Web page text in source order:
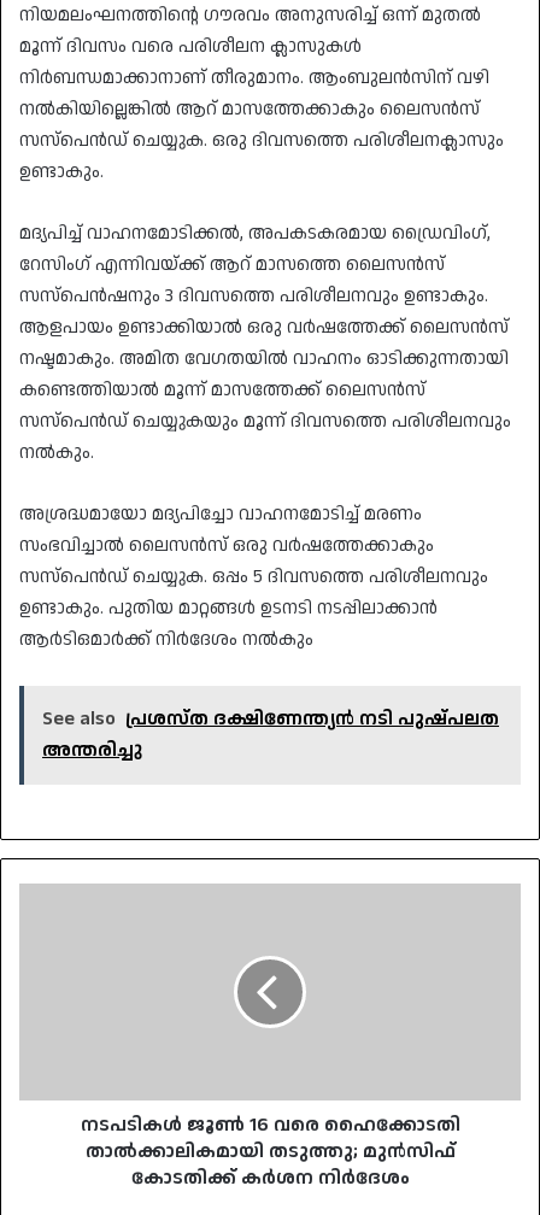
നിയമലംഘനത്തിന്റെ ഗൗരവം അനുസരിച്ച് ഒന്ന് മുതല്‍
മൂന്ന് ദിവസം വരെ പരിശീലന ക്ലാസുകള്‍
നിര്‍ബന്ധമാക്കാനാണ് തീരുമാനം. ആംബുലന്‍സിന് വഴി
നല്‍കിയില്ലെങ്കിൽ ആറ് മാസത്തേക്കാകും ലെെസൻസ്
സസ്പെൻഡ് ചെയ്യുക. ഒരു ദിവസത്തെ പരിശീലനക്ലാസും
ഉണ്ടാകും.
മദ്യപിച്ച് വാഹനമോടിക്കല്‍, അപകടകരമായ ഡ്രൈവിംഗ്,
റേസിംഗ് എന്നിവയ്ക്ക് ആറ് മാസത്തെ ലൈസന്‍സ്
സസ്‌പെന്‍ഷനും 3 ദിവസത്തെ പരിശീലനവും ഉണ്ടാകും.
ആളപായം ഉണ്ടാക്കിയാല്‍ ഒരു വര്‍ഷത്തേക്ക് ലൈസന്‍സ്
നഷ്ടമാകും. അമിത വേഗതയില്‍ വാഹനം ഓടിക്കുന്നതായി
കണ്ടെത്തിയാല്‍ മൂന്ന് മാസത്തേക്ക് ലെെസൻസ്
സസ്പെൻഡ് ചെയ്യുകയും മൂന്ന് ദിവസത്തെ പരിശീലനവും
നല്‍കും.
അശ്രദ്ധമായോ മദ്യപിച്ചോ വാഹനമോടിച്ച് മരണം
സംഭവിച്ചാല്‍ ലൈസന്‍സ് ഒരു വര്‍ഷത്തേക്കാകും
സസ്പെൻഡ് ചെയ്യുക. ഒപ്പം 5 ദിവസത്തെ പരിശീലനവും
ഉണ്ടാകും. പുതിയ മാറ്റങ്ങള്‍ ഉടനടി നടപ്പിലാക്കാന്‍
ആര്‍ടിഒമാര്‍ക്ക് നിര്‍ദേശം നല്‍കും
See also പ്രശസ്ത ദക്ഷിണേന്ത്യൻ നടി പുഷ്പലത
അന്തരിച്ചു
കോടതിക്ക്
നിർദേശം
നടപടികൾ ജൂൺ 16 വരെ ഹൈക്കോടതി
താൽക്കാലികമായി തടുത്തു; മുൻസിഫ്
കോടതിക്ക് കർശന നിർദേശം